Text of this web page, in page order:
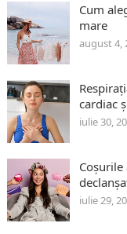
Cum
mare
august 4,
cardiac
iulie 30,
Coșurile
iulie 29,